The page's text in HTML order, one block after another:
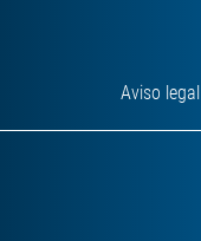
Aviso legal